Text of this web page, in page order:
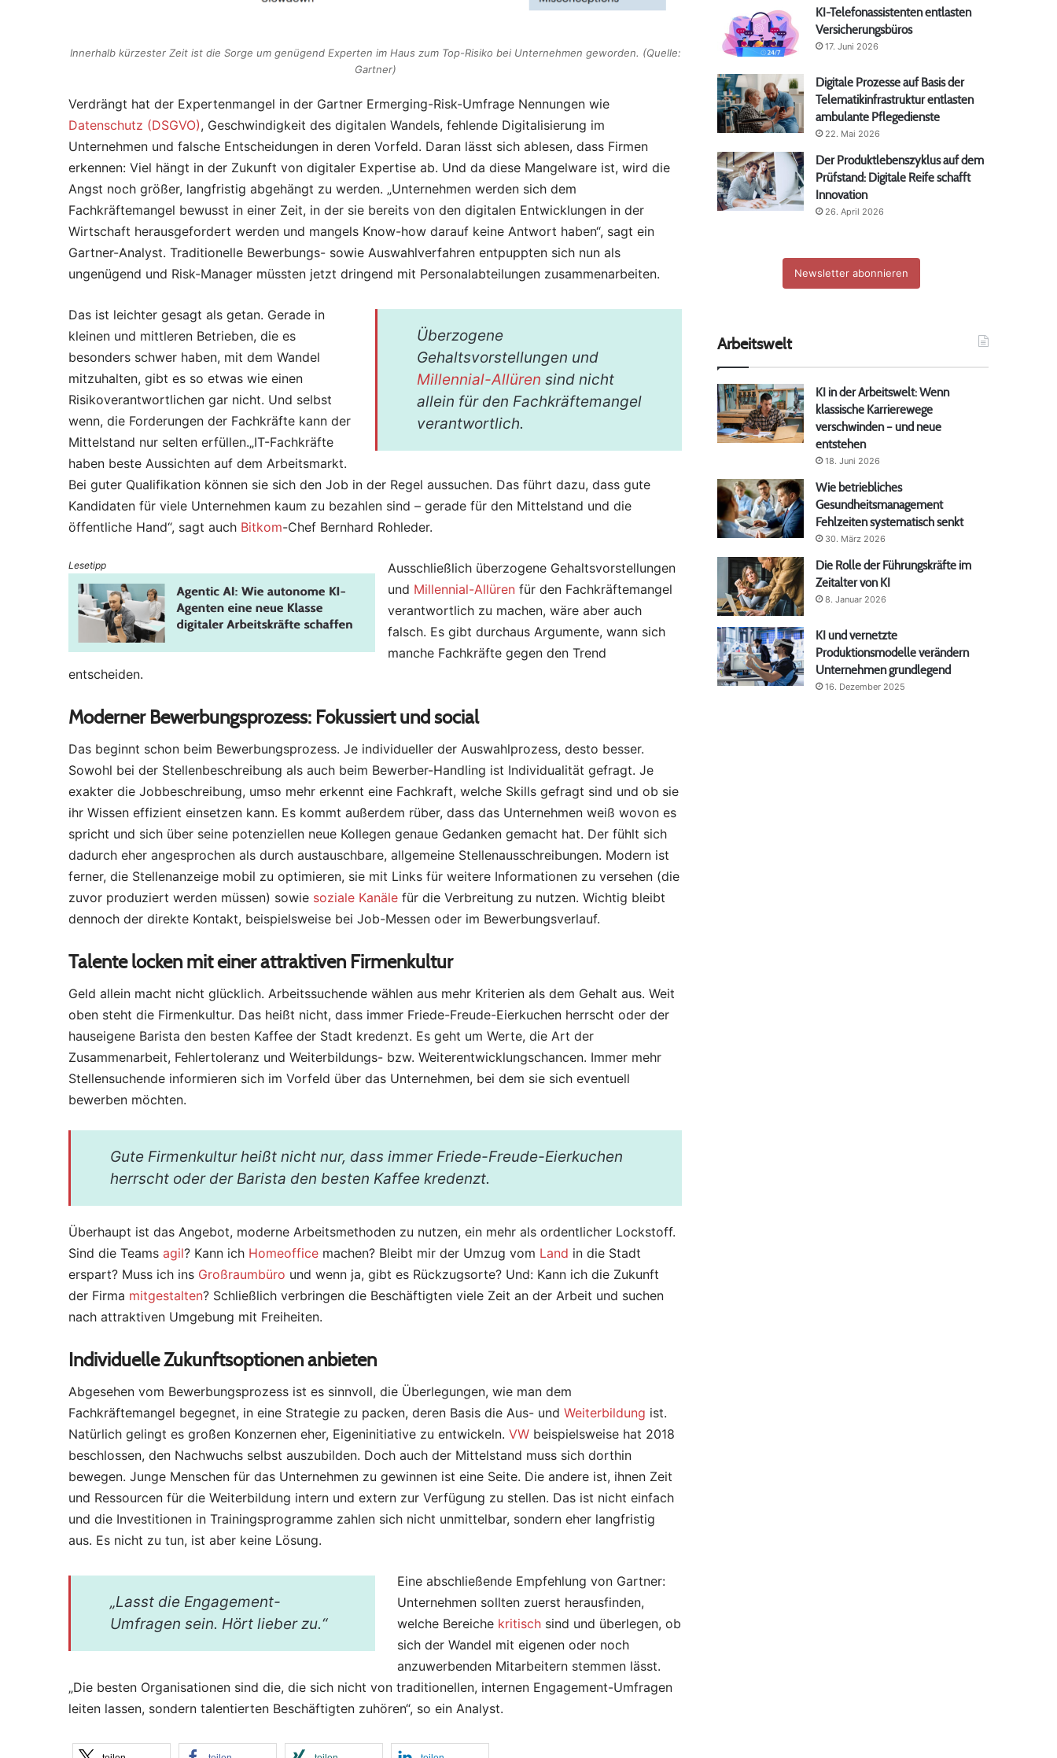
Innerhalb kürzester Zeit ist die Sorge um genügend Experten im Haus zum Top-Risiko bei Unternehmen geworden. (Quelle:
Gartner)
Verdrängt hat der Expertenmangel in der Gartner Ermerging-Risk-Umfrage Nennungen wie
Datenschutz (DSGVO), Geschwindigkeit des digitalen Wandels, fehlende Digitalisierung im
Unternehmen und falsche Entscheidungen in deren Vorfeld. Daran lässt sich ablesen, dass Firmen
erkennen: Viel hängt in der Zukunft von digitaler Expertise ab. Und da diese Mangelware ist, wird die
Angst noch größer, langfristig abgehängt zu werden. „Unternehmen werden sich dem
Fachkräftemangel bewusst in einer Zeit, in der sie bereits von den digitalen Entwicklungen in der
Wirtschaft herausgefordert werden und mangels Know-how darauf keine Antwort haben“, sagt ein
Gartner-Analyst. Traditionelle Bewerbungs- sowie Auswahlverfahren entpuppten sich nun als
ungenügend und Risk-Manager müssten jetzt dringend mit Personalabteilungen zusammenarbeiten.
Überzogene
Gehaltsvorstellungen und
Millennial-Allüren sind nicht
allein für den Fachkräftemangel
verantwortlich.
Das ist leichter gesagt als getan. Gerade in
kleinen und mittleren Betrieben, die es
besonders schwer haben, mit dem Wandel
mitzuhalten, gibt es so etwas wie einen
Risikoverantwortlichen gar nicht. Und selbst
wenn, die Forderungen der Fachkräfte kann der
Mittelstand nur selten erfüllen.„IT-Fachkräfte
haben beste Aussichten auf dem Arbeitsmarkt.
Bei guter Qualifikation können sie sich den Job in der Regel aussuchen. Das führt dazu, dass gute
Kandidaten für viele Unternehmen kaum zu bezahlen sind – gerade für den Mittelstand und die
öffentliche Hand“, sagt auch Bitkom-Chef Bernhard Rohleder.
Lesetipp
Ausschließlich überzogene Gehaltsvorstellungen
und Millennial-Allüren für den Fachkräftemangel
verantwortlich zu machen, wäre aber auch
falsch. Es gibt durchaus Argumente, wann sich
manche Fachkräfte gegen den Trend
entscheiden.
Moderner Bewerbungsprozess: Fokussiert und social
Das beginnt schon beim Bewerbungsprozess. Je individueller der Auswahlprozess, desto besser.
Sowohl bei der Stellenbeschreibung als auch beim Bewerber-Handling ist Individualität gefragt. Je
exakter die Jobbeschreibung, umso mehr erkennt eine Fachkraft, welche Skills gefragt sind und ob sie
ihr Wissen effizient einsetzen kann. Es kommt außerdem rüber, dass das Unternehmen weiß wovon es
spricht und sich über seine potenziellen neue Kollegen genaue Gedanken gemacht hat. Der fühlt sich
dadurch eher angesprochen als durch austauschbare, allgemeine Stellenausschreibungen. Modern ist
ferner, die Stellenanzeige mobil zu optimieren, sie mit Links für weitere Informationen zu versehen (die
zuvor produziert werden müssen) sowie soziale Kanäle für die Verbreitung zu nutzen. Wichtig bleibt
dennoch der direkte Kontakt, beispielsweise bei Job-Messen oder im Bewerbungsverlauf.
Talente locken mit einer attraktiven Firmenkultur
Geld allein macht nicht glücklich. Arbeitssuchende wählen aus mehr Kriterien als dem Gehalt aus. Weit
oben steht die Firmenkultur. Das heißt nicht, dass immer Friede-Freude-Eierkuchen herrscht oder der
hauseigene Barista den besten Kaffee der Stadt kredenzt. Es geht um Werte, die Art der
Zusammenarbeit, Fehlertoleranz und Weiterbildungs- bzw. Weiterentwicklungschancen. Immer mehr
Stellensuchende informieren sich im Vorfeld über das Unternehmen, bei dem sie sich eventuell
bewerben möchten.
Gute Firmenkultur heißt nicht nur, dass immer Friede-Freude-Eierkuchen
herrscht oder der Barista den besten Kaffee kredenzt.
Überhaupt ist das Angebot, moderne Arbeitsmethoden zu nutzen, ein mehr als ordentlicher Lockstoff.
Sind die Teams agil? Kann ich Homeoffice machen? Bleibt mir der Umzug vom Land in die Stadt
erspart? Muss ich ins Großraumbüro und wenn ja, gibt es Rückzugsorte? Und: Kann ich die Zukunft
der Firma mitgestalten? Schließlich verbringen die Beschäftigten viele Zeit an der Arbeit und suchen
nach attraktiven Umgebung mit Freiheiten.
Individuelle Zukunftsoptionen anbieten
Abgesehen vom Bewerbungsprozess ist es sinnvoll, die Überlegungen, wie man dem
Fachkräftemangel begegnet, in eine Strategie zu packen, deren Basis die Aus- und Weiterbildung ist.
Natürlich gelingt es großen Konzernen eher, Eigeninitiative zu entwickeln. VW beispielsweise hat 2018
beschlossen, den Nachwuchs selbst auszubilden. Doch auch der Mittelstand muss sich dorthin
bewegen. Junge Menschen für das Unternehmen zu gewinnen ist eine Seite. Die andere ist, ihnen Zeit
und Ressourcen für die Weiterbildung intern und extern zur Verfügung zu stellen. Das ist nicht einfach
und die Investitionen in Trainingsprogramme zahlen sich nicht unmittelbar, sondern eher langfristig
aus. Es nicht zu tun, ist aber keine Lösung.
„Lasst die Engagement-
Umfragen sein. Hört lieber zu.“
Eine abschließende Empfehlung von Gartner:
Unternehmen sollten zuerst herausfinden,
welche Bereiche kritisch sind und überlegen, ob
sich der Wandel mit eigenen oder noch
anzuwerbenden Mitarbeitern stemmen lässt.
„Die besten Organisationen sind die, die sich nicht von traditionellen, internen Engagement-Umfragen
leiten lassen, sondern talentierten Beschäftigten zuhören“, so ein Analyst.
KI-Telefonassistenten entlasten
Versicherungsbüros
17. Juni 2026
Digitale Prozesse auf Basis der
Telematikinfrastruktur entlasten
ambulante Pflegedienste
22. Mai 2026
Der Produktlebenszyklus auf dem
Prüfstand: Digitale Reife schafft
Innovation
26. April 2026
Newsletter abonnieren
Arbeitswelt
KI in der Arbeitswelt: Wenn
klassische Karrierewege
verschwinden – und neue
entstehen
18. Juni 2026
Wie betriebliches
Gesundheitsmanagement
Fehlzeiten systematisch senkt
30. März 2026
Die Rolle der Führungskräfte im
Zeitalter von KI
8. Januar 2026
KI und vernetzte
Produktionsmodelle verändern
Unternehmen grundlegend
16. Dezember 2025